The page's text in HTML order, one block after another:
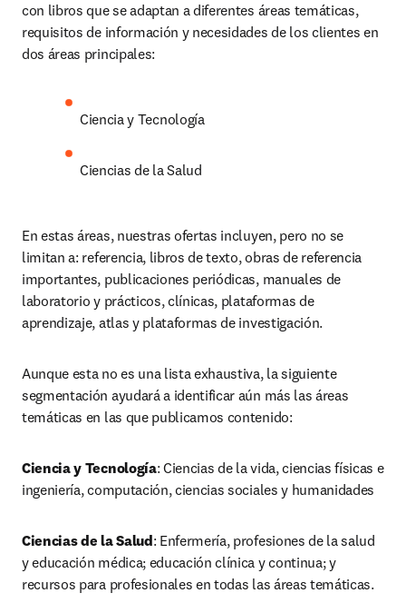
con libros que se adaptan a diferentes áreas temáticas,
requisitos de información y necesidades de los clientes en
dos áreas principales:
Ciencia y Tecnología
Ciencias de la Salud
En estas áreas, nuestras ofertas incluyen, pero no se
limitan a: referencia, libros de texto, obras de referencia
importantes, publicaciones periódicas, manuales de
laboratorio y prácticos, clínicas, plataformas de
aprendizaje, atlas y plataformas de investigación.
Aunque esta no es una lista exhaustiva, la siguiente
segmentación ayudará a identificar aún más las áreas
temáticas en las que publicamos contenido:
Ciencia y Tecnología: Ciencias de la vida, ciencias físicas e
ingeniería, computación, ciencias sociales y humanidades
Ciencias de la Salud: Enfermería, profesiones de la salud
y educación médica; educación clínica y continua; y
recursos para profesionales en todas las áreas temáticas.